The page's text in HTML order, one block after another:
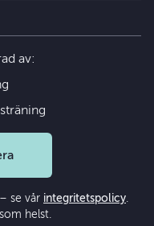
av:
se vår integritetspolicy.
helst.